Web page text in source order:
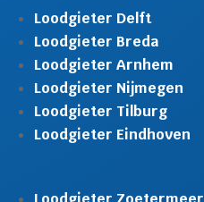
Loodgieter Delft
Loodgieter Breda
Loodgieter Arnhem
Loodgieter Nijmegen
Loodgieter Tilburg
Loodgieter Eindhoven